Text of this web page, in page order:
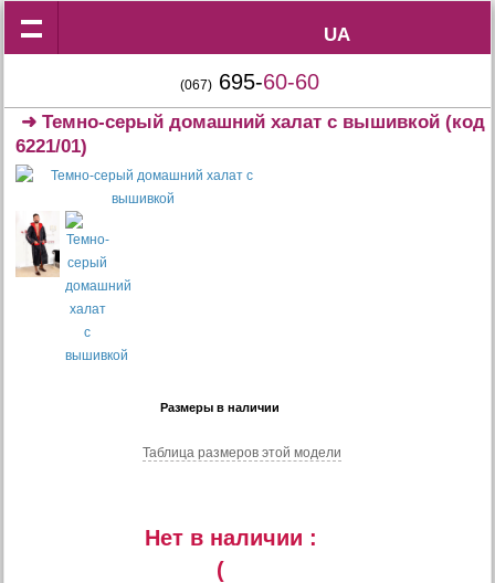
UA
UA
(067) 695-60-60
➜Темно-серый домашний халат с вышивкой (код
6221/01)
Размеры в наличии
Таблица размеров этой модели
Нет в наличии :
(